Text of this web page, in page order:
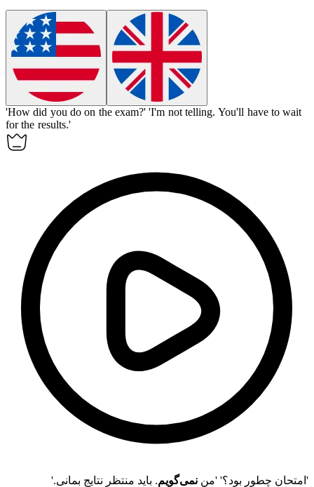
'How did you do on the exam?' 'I'm not telling. You'll have to wait
for the results.'
'امتحان چطور بود؟' 'من نمی‌گویم. باید منتظر نتایج بمانی.'